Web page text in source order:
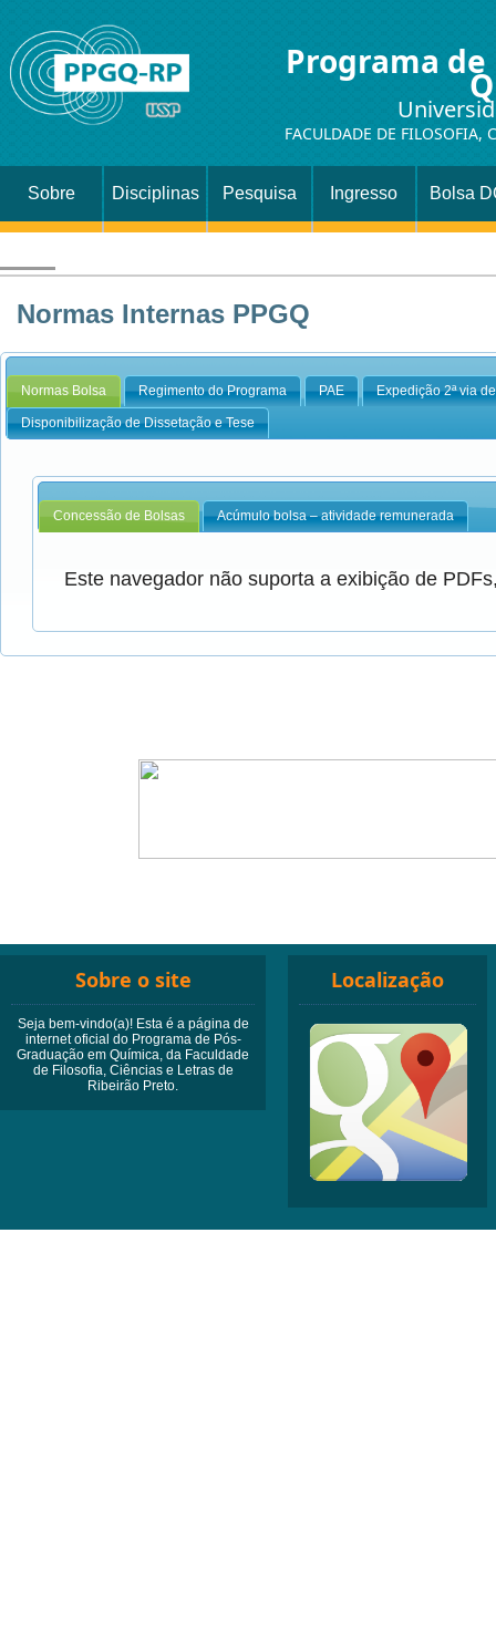
Programa de
FACULDADE DE FILOSOFIA,
Sobre Disciplinas Pesquisa Ingresso Bolsa
Normas Internas PPGQ
Normas Bolsa Regimento do Programa PAE Expedição 2ª via
Disponibilização de Dissetação e Tese
Concessão de Bolsas Acúmulo bolsa – atividade remunerada
Este navegador não suporta a exibição de
Sobre o site
Seja bem-vindo(a)! Esta é a página de
internet oficial do Programa de Pós-
Graduação em Química, da Faculdade
de Filosofia, Ciências e Letras de
Ribeirão Preto.
Localização